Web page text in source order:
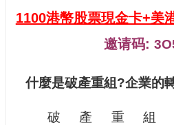
1100港幣股票現金卡+美
邀请码:
什麼是破產重組?企業的
破產重組